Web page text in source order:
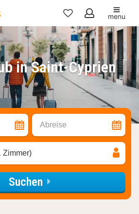
Meine
Favoriten
menu
in Saint-Cyprien
Abreise
Zimmer)
Suchen